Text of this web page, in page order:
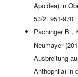
Apoidea) in
53/2: 951-970
Pachinger B.,
Neumayer
Ausbreitung
Anthophila) in